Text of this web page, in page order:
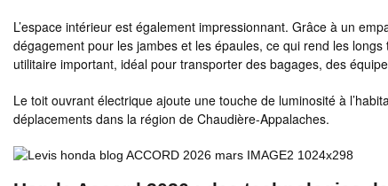
L’espace intérieur est également impressionnant. Grâce à un
dégagement pour les jambes et les épaules, ce qui rend les
utilitaire important, idéal pour transporter des bagages, des
Le toit ouvrant électrique ajoute une touche de luminosité à
déplacements dans la région de Chaudière-Appalaches.